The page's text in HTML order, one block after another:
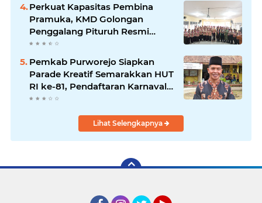
Perkuat Kapasitas Pembina
Pramuka, KMD Golongan
Penggalang Pituruh Resmi
Dimulai
Pemkab Purworejo Siapkan
Parade Kreatif Semarakkan HUT
RI ke-81, Pendaftaran Karnaval
Resmi Dibuka
Lihat Selengkapnya